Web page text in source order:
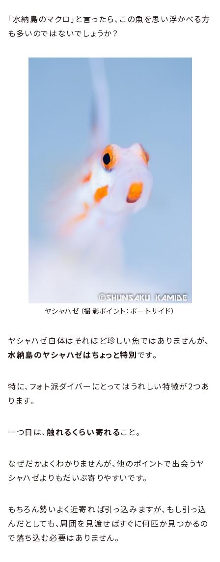
「水納島のマクロ」と言ったら、この魚を思い浮かべる方
も多いのではないでしょうか？
ヤシャハゼ（撮影ポイント：ポートサイド）
ヤシャハゼ自体はそれほど珍しい魚ではありませんが、
水納島のヤシャハゼはちょっと特別です。
特に、フォト派ダイバーにとってはうれしい特徴が2つあ
ります。
一つ目は、 触れるくらい寄れること。
なぜだかよくわかりませんが、他のポイントで出会うヤ
シャハゼよりもだいぶ寄りやすいです。
もちろん勢いよく近寄れば引っ込みますが、もし引っ込
んだとしても、周囲を見渡せばすぐに何匹か見つかるの
で落ち込む必要はありません。